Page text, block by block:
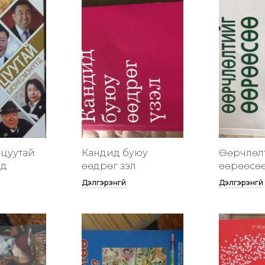
Кандид буюу
өөдрөг үзэл
Дэлгэрэнгүй Дэлгэрэнгүй